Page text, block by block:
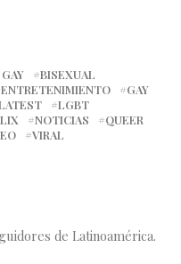
BISEXUAL
ENTRETENIMIENTO
GAY
LGBT
NOTICIAS
QUEER
VIRAL
de Latinoamérica.